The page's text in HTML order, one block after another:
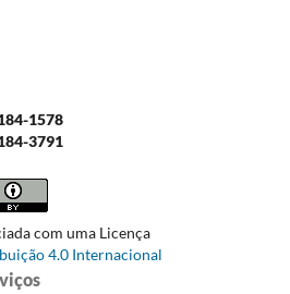
1578
3791
com uma Licença
4.0 Internacional